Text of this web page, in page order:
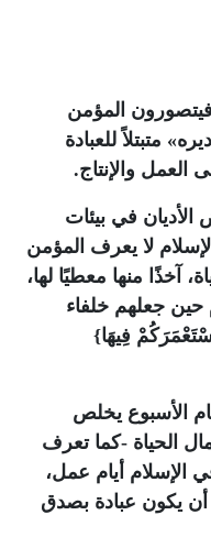
المؤمن
متبتلاً للعبادة
العمل والإنتاج.
في بيئات
لا يعرف المؤمن
آخذًا منها معطيًا لها،
حين جعلهم خلفاء
فِيهَا}
الأسبوع يخلص
الحياة -كما تعرف
الإسلام أيام عمل،
أن يكون عبادة بصدق